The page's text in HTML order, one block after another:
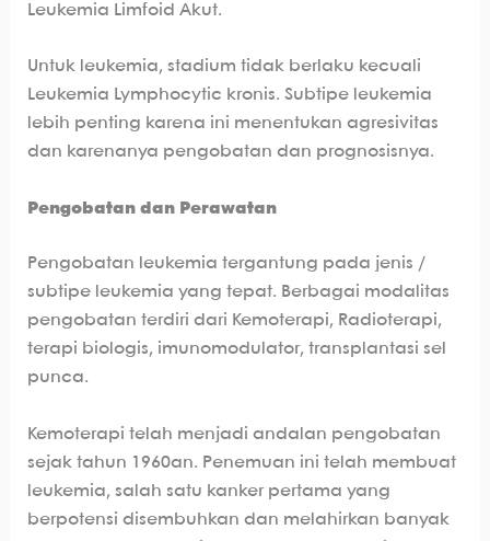
Leukemia Limfoid Akut.
Untuk leukemia, stadium tidak berlaku kecuali
Leukemia Lymphocytic kronis. Subtipe leukemia
lebih penting karena ini menentukan agresivitas
dan karenanya pengobatan dan prognosisnya.
Pengobatan dan Perawatan
Pengobatan leukemia tergantung pada jenis /
subtipe leukemia yang tepat. Berbagai modalitas
pengobatan terdiri dari Kemoterapi, Radioterapi,
terapi biologis, imunomodulator, transplantasi sel
punca.
Kemoterapi telah menjadi andalan pengobatan
sejak tahun 1960an. Penemuan ini telah membuat
leukemia, salah satu kanker pertama yang
berpotensi disembuhkan dan melahirkan banyak